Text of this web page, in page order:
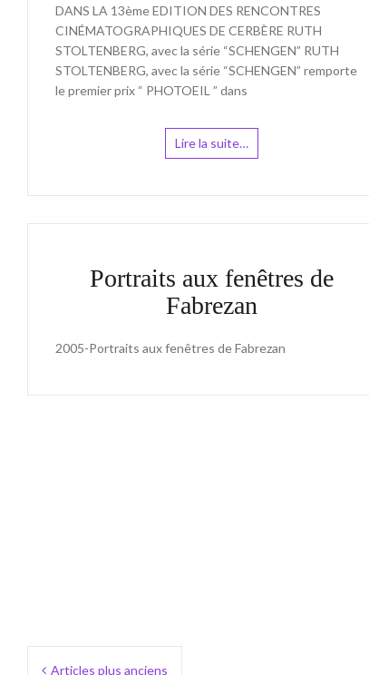
DANS LA 13ème EDITION DES RENCONTRES
CINÉMATOGRAPHIQUES DE CERBÈRE RUTH
STOLTENBERG, avec la série “SCHENGEN” RUTH
STOLTENBERG, avec la série “SCHENGEN” remporte
le premier prix “ PHOTOEIL ” dans
Lire la suite…
Portraits aux fenêtres de
Fabrezan
2005-Portraits aux fenêtres de Fabrezan
Articles plus anciens